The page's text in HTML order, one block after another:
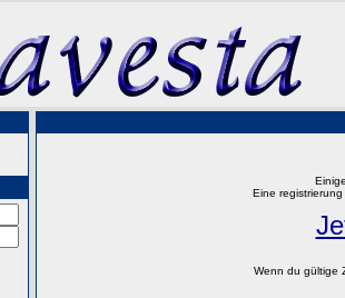
Eine
Wenn du gültige